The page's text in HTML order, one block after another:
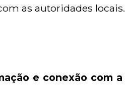
as autoridades locais.
e conexão com